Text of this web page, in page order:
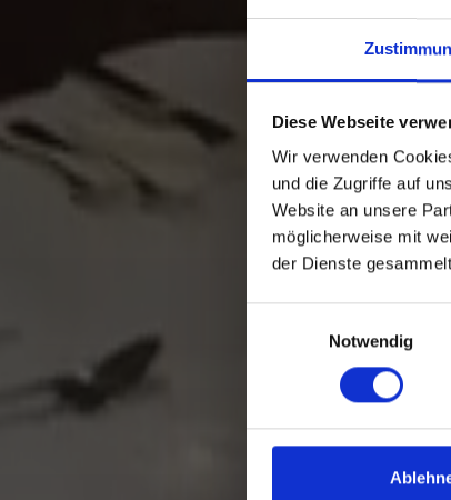
Diese Webseite
Wir verwenden
und die Zugriffe auf
Website an unsere
möglicherweise mit
der Dienste
Notwendig